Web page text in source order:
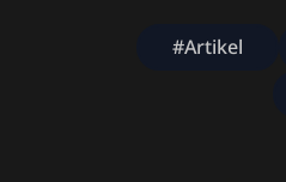
#Artikel